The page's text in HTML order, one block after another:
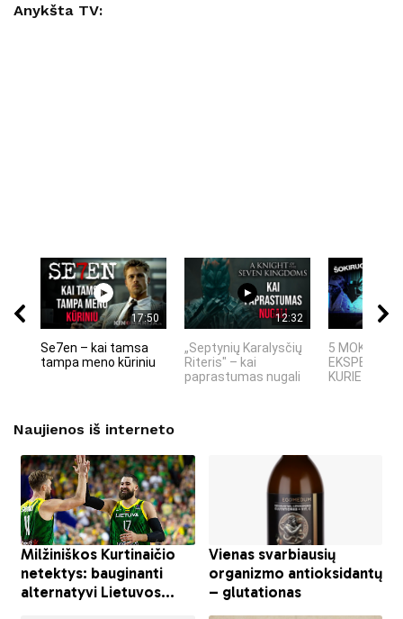
Anykšta TV:
17:50
Se7en – kai tamsa
tampa meno kūriniu
12:32
„Septynių Karalysčių
Riteris" – kai
paprastumas nugali
5 MOKSLINIAI
KURIE
Naujienos iš interneto